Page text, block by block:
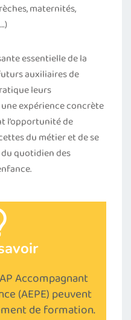
maternités,
essentielle de la
auxiliaires de
leurs
expérience concrète
l’opportunité de
du métier et de se
quotidien des
Accompagnant
(AEPE) peuvent
de formation.